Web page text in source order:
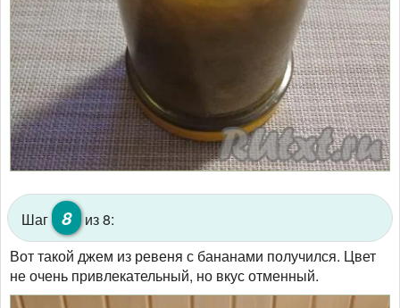
Шаг 8
из 8:
Вот такой джем из ревеня с бананами получился. Цвет
не очень привлекательный, но вкус отменный.